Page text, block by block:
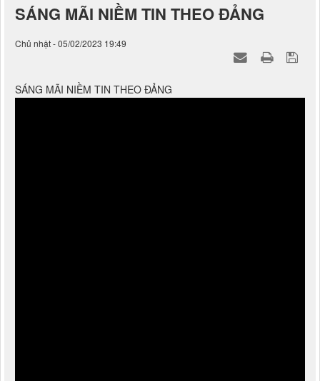
SÁNG MÃI NIỀM TIN THEO ĐẢNG
Chủ nhật - 05/02/2023 19:49
SÁNG MÃI NIỀM TIN THEO ĐẢNG